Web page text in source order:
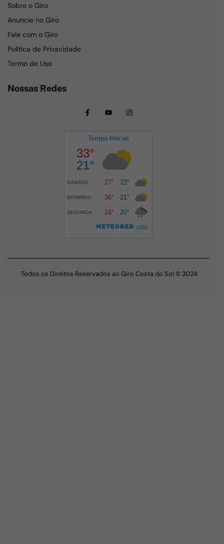
Sobre o Giro
Anuncie no Giro
Fale com o Giro
Política de Privacidade
Termo de Uso
Nossas Redes
Todos os Direitos Reservados ao Giro Costa do Sol © 2024